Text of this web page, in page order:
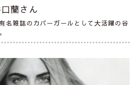
蘭さん
名雑誌のカバーガールとして大活躍の谷